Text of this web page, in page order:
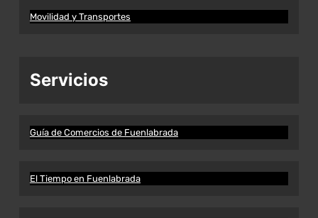
Movilidad y Transportes
Servicios
Guía de Comercios de Fuenlabrada
El Tiempo en Fuenlabrada